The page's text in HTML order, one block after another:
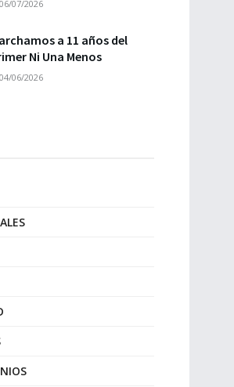
07/2026
a 11 años del
Ni Una Menos
06/2026